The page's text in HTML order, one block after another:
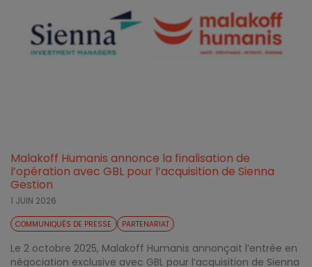
Malakoff Humanis annonce la finalisation de
l’opération avec GBL pour l’acquisition de Sienna
Gestion
1 JUIN 2026
COMMUNIQUÉS DE PRESSE PARTENARIAT
Le 2 octobre 2025, Malakoff Humanis annonçait l’entrée en
négociation exclusive avec GBL pour l’acquisition de Sienna